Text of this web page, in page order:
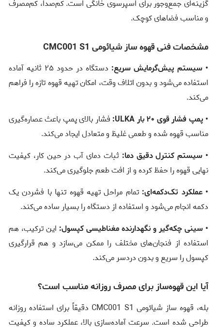
گزینه‌ای جمع‌وجور برای اسپرسوی خانگی است. کم‌صدا، کم‌مصرف
و مناسب فضاهای کوچک.
مشخصات فنی قهوه ساز شیائومی CMC001 S1
• سیستم پیش‌گرمایش سریع:
دستگاه در حدود ۲۵ ثانیه آماده
استفاده می‌شود و بدون اتلاف وقت، امکان تهیه قهوه تازه را فراهم
می‌کند.
• پمپ فشار قوی ۲۰ بار ULKA:
فشار بالای پمپ باعث عصاره‌گیری
مناسب قهوه شده و طعمی غلیظ و متعادل ایجاد می‌کند.
• سیستم کنترل دقیق دما: ثبات دمای آب در حین کار، کیفیت
نهایی قهوه را حفظ کرده و از افت طعم جلوگیری می‌کند.
• عملکرد تک‌دکمه‌ای:تمام مراحل تهیه قهوه تنها با فشردن یک
دکمه انجام می‌شود و استفاده از دستگاه را بسیار ساده می‌کند.
• سینی چکه‌گیر و نگهدارنده مغناطیسی کپسول: این ترکیب، هم
استفاده از فنجان‌های مختلف را ممکن می‌سازد و هم قرارگیری
کپسول را سریع و بدون دردسر می‌کند.
آیا این قهوه‌ساز برای مصرف روزانه مناسب است؟
بله، قهوه ساز شیائومی CMC001 S1 دقیقاً برای استفاده روزانه
طراحی شده است. سرعت آماده‌سازی بالا، عملکرد ساده و کیفیت